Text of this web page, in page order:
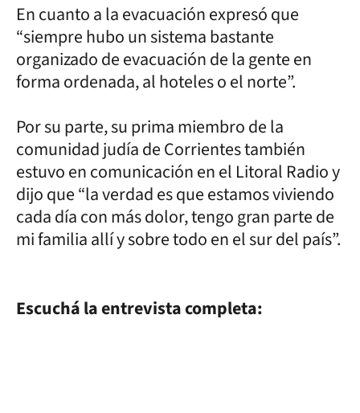
En cuanto a la evacuación expresó que
“siempre hubo un sistema bastante
organizado de evacuación de la gente en
forma ordenada, al hoteles o el norte”.
Por su parte, su prima miembro de la
comunidad judía de Corrientes también
estuvo en comunicación en el Litoral Radio y
dijo que “la verdad es que estamos viviendo
cada día con más dolor, tengo gran parte de
mi familia allí y sobre todo en el sur del país”.
Escuchá la entrevista completa: